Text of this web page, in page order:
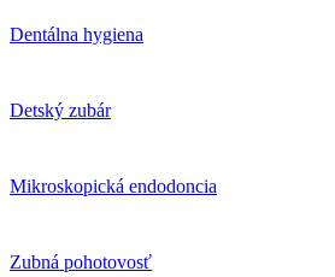
Dentálna hygiena
Detský zubár
Mikroskopická endodoncia
Zubná pohotovosť